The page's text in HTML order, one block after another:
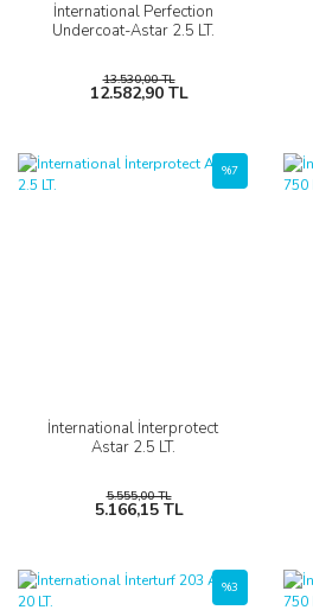
İnternational Perfection
Undercoat-Astar 2.5 LT.
13.530,00 TL
12.582,90 TL
İnternational İnterprotect
Astar 2.5 LT.
%7
5.555,00 TL
5.166,15 TL
%3